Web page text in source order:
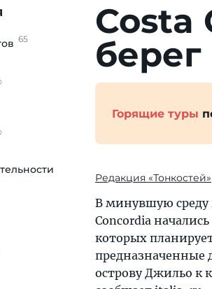
65
Costa
берег
Горящие туры
Редакция «Тонкостей»
В минувшую среду
Concordia
которых
предназначенные
острову Джильо к